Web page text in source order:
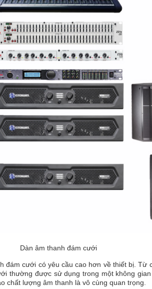
Dàn âm thanh đám cưới
đám cưới có yêu cầu cao hơn về thiết bị. Từ
thường được sử dụng trong một không
chất lượng âm thanh là vô cùng quan trọng.